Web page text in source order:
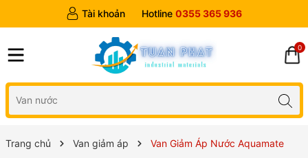
Tài khoản Hotline 0355 365 936
0
Trang chủ Van giảm áp Van Giảm Áp Nước Aquamate